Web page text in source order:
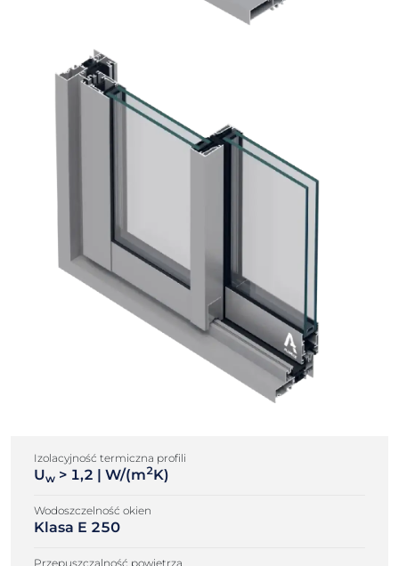
Izolacyjność termiczna profili
Uw > 1,2 | W/(m2K)
Wodoszczelność okien
Klasa E 250
Przepuszczalność powietrza